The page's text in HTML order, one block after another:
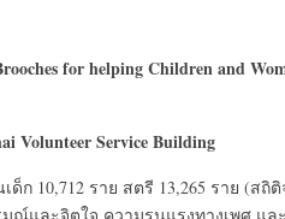
for helping Children and
Volunteer Service Building
ก 10,712 ราย สตรี 13,265 ราย (สถิ